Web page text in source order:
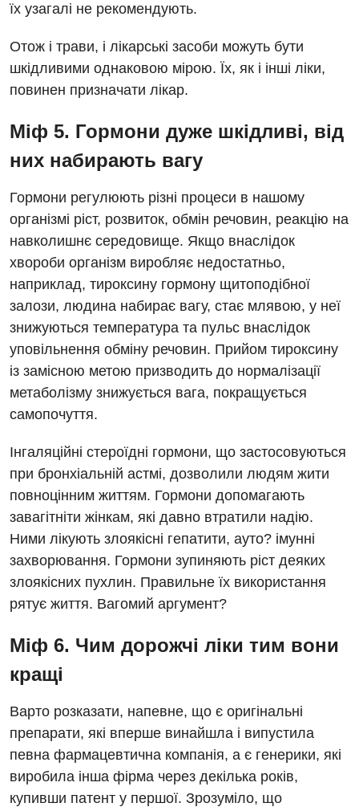
Мамологія
Медична психологія
Неврологія
Офтальмологічне відділення
Педіатричне відділення
Пульмонологія
Ревматологія
Судинна хірургія
Терапевтичне відділення
Травматологічне відділення
Травматологія і ортопедія
Урологічне відділення
Урологія
Фізіотерапія
Для дітей
Дитяча гастроентерологія
Дитяча гінекологія
Дитяча дерматовенерологія
їх узагалі не рекомендують.
Отож і трави, і лікарські засоби можуть бути
шкідливими однаковою мірою. Їх, як і інші ліки,
повинен призначати лікар.
Міф 5. Гормони дуже шкідливі, від
них набирають вагу
Гормони регулюють різні процеси в нашому
організмі ріст, розвиток, обмін речовин, реакцію на
навколишнє середовище. Якщо внаслідок
хвороби організм виробляє недостатньо,
наприклад, тироксину гормону щитоподібної
залози, людина набирає вагу, стає млявою, у неї
знижуються температура та пульс внаслідок
уповільнення обміну речовин. Прийом тироксину
із замісною метою призводить до нормалізації
метаболізму знижується вага, покращується
самопочуття.
Інгаляційні стероїдні гормони, що застосовуються
при бронхіальній астмі, дозволили людям жити
повноцінним життям. Гормони допомагають
завагітніти жінкам, які давно втратили надію.
Ними лікують злоякісні гепатити, ауто? імунні
захворювання. Гормони зупиняють ріст деяких
злоякісних пухлин. Правильне їх використання
рятує життя. Вагомий аргумент?
Міф 6. Чим дорожчі ліки тим вони
кращі
Варто розказати, напевне, що є оригінальні
препарати, які вперше винайшла і випустила
певна фармацевтична компанія, а є генерики, які
виробила інша фірма через декілька років,
купивши патент у першої. Зрозуміло, що